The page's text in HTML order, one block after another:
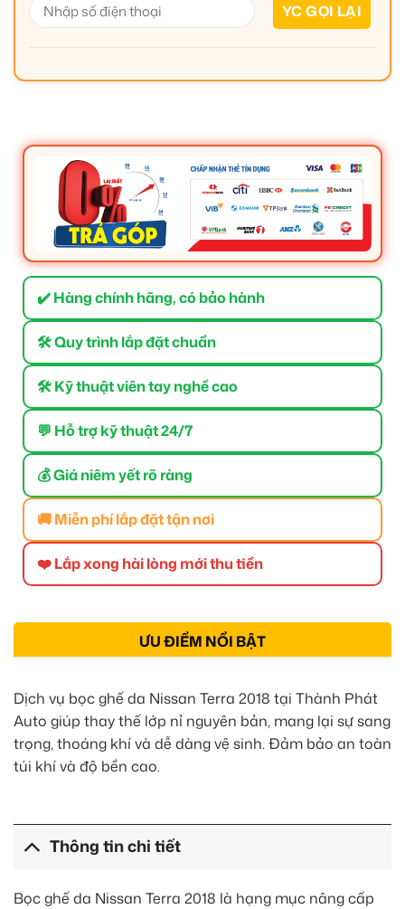
✔️ Hàng chính hãng, có bảo hành
🛠 Quy trình lắp đặt chuẩn
🛠 Kỹ thuật viên tay nghề cao
💬 Hỗ trợ kỹ thuật 24/7
💰 Giá niêm yết rõ ràng
🚚 Miễn phí lắp đặt tận nơi
❤️ Lắp xong hài lòng mới thu tiền
ƯU ĐIỂM NỔI BẬT
Dịch vụ bọc ghế da Nissan Terra 2018 tại Thành Phát
Auto giúp thay thế lớp nỉ nguyên bản, mang lại sự sang
trọng, thoáng khí và dễ dàng vệ sinh. Đảm bảo an toàn
túi khí và độ bền cao.
Thông tin chi tiết
Bọc ghế da Nissan Terra 2018 là hạng mục nâng cấp